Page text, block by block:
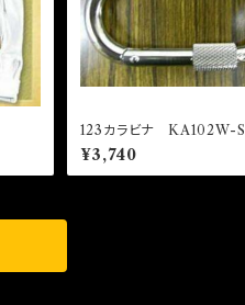
123カラビナ KA102W-S
¥3,740